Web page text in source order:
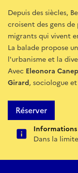
Depuis des siècles,
croisent des gens de
migrants qui vivent
La balade propose
l'urbanisme et la
Avec Eleonora
Girard, sociologue
Réserver
Informations
Dans la